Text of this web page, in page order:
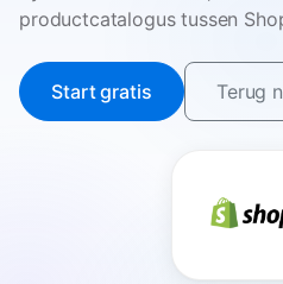
productcatalogus tussen
Start gratis Terug